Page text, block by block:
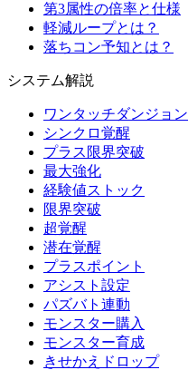
第3属性の倍率と仕様
軽減ループとは？
落ちコン予知とは？
システム解説
ワンタッチダンジョン
シンクロ覚醒
プラス限界突破
最大強化
経験値ストック
限界突破
超覚醒
潜在覚醒
プラスポイント
アシスト設定
パズバト連動
モンスター購入
モンスター育成
きせかえドロップ